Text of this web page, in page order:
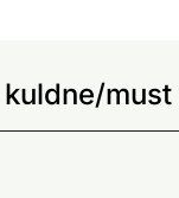
kuldne/